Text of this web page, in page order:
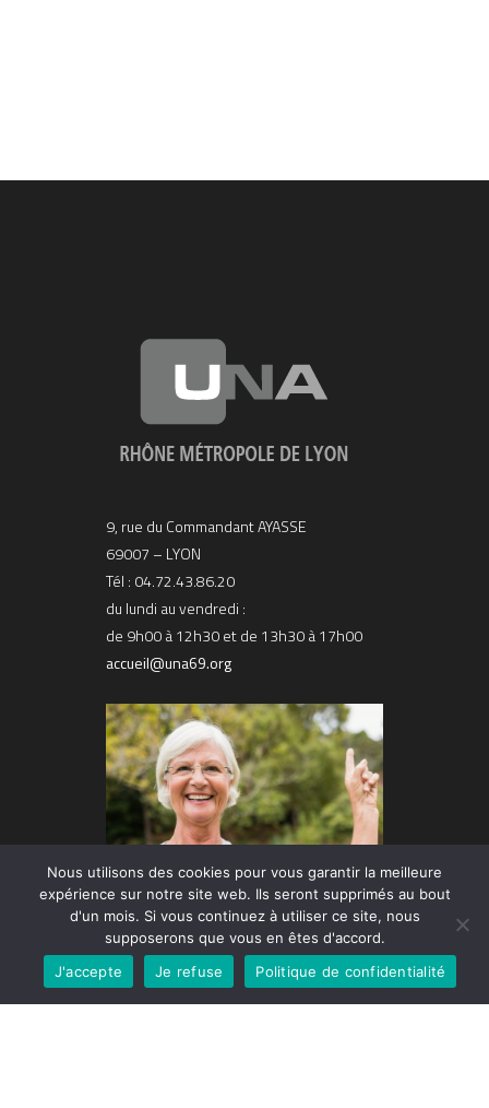
9, rue du Commandant AYASSE
69007 – LYON
Tél : 04.72.43.86.20
du lundi au vendredi :
de 9h00 à 12h30 et de 13h30 à 17h00
accueil@una69.org
Nous utilisons des cookies pour vous garantir la meilleure
expérience sur notre site web. Ils seront supprimés au bout
d'un mois. Si vous continuez à utiliser ce site, nous
supposerons que vous en êtes d'accord.
J'accepte
Je refuse Politique de confidentialité